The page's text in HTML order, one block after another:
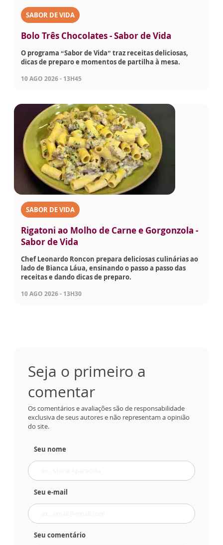
SABOR DE VIDA
Bolo Três Chocolates - Sabor de Vida
O programa “Sabor de Vida” traz receitas deliciosas,
dicas de preparo e momentos de partilha à mesa.
10 AGO 2026 - 13H45
SABOR DE VIDA
Rigatoni ao Molho de Carne e Gorgonzola -
Sabor de Vida
Chef Leonardo Roncon prepara deliciosas culinárias ao
lado de Bianca Láua, ensinando o passo a passo das
receitas e dando dicas de preparo.
10 AGO 2026 - 13H30
Seja o primeiro a
comentar
Os comentários e avaliações são de responsabilidade
exclusiva de seus autores e não representam a opinião
do site.
Seu nome
Seu e-mail
Seu comentário